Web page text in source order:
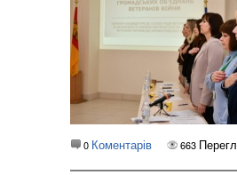
0 Коментарів 663